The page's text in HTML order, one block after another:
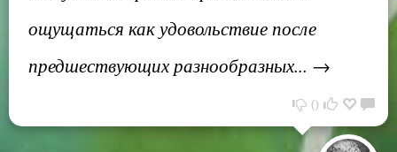
ощущаться как удовольствие после
предшествующих разнообразных... →
0